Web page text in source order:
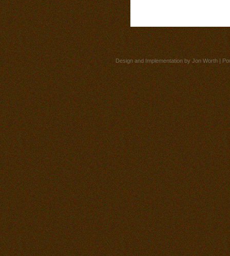
Design and Implementation by Jon Worth |